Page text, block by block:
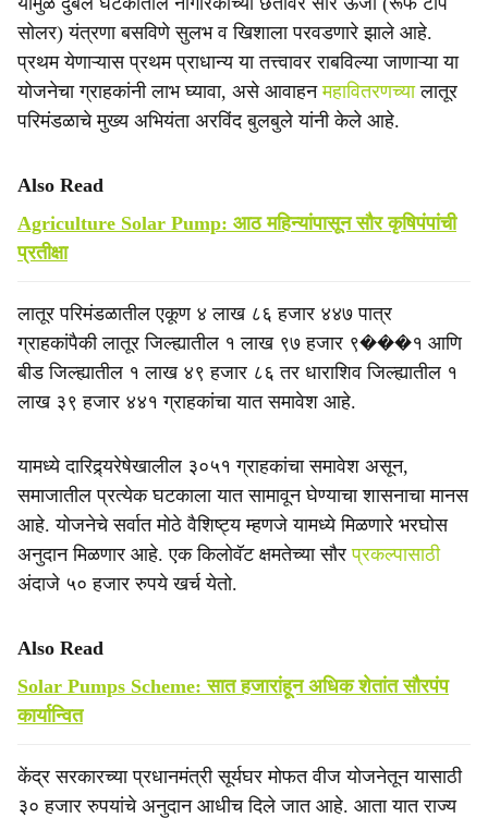
सोलर) यंत्रणा बसविणे सुलभ व खिशाला परवडणारे झाले आहे.
प्रथम येणाऱ्यास प्रथम प्राधान्य या तत्त्वावर राबविल्या जाणाऱ्या या
योजनेचा ग्राहकांनी लाभ घ्यावा, असे आवाहनमहावितरणच्यालातूर
परिमंडळाचे मुख्य अभियंता अरविंद बुलबुले यांनी केले आहे.
Also Read
Agriculture Solar Pump: आठ महिन्यांपासून सौर कृषिपंपांची
प्रतीक्षा
लातूर परिमंडळातील एकूण ४ लाख ८६ हजार ४४७ पात्र
ग्राहकांपैकी लातूर जिल्ह्यातील १ लाख ९७ हजार ९���१ आणि
बीड जिल्ह्यातील १ लाख ४९ हजार ८६ तर धाराशिव जिल्ह्यातील १
लाख ३९ हजार ४४१ ग्राहकांचा यात समावेश आहे.
यामध्ये दारिद्र्यरेषेखालील ३०५१ ग्राहकांचा समावेश असून,
समाजातील प्रत्येक घटकाला यात सामावून घेण्याचा शासनाचा मानस
आहे. योजनेचे सर्वात मोठे वैशिष्ट्य म्हणजे यामध्ये मिळणारे भरघोस
अनुदान मिळणार आहे. एक किलोवॅट क्षमतेच्या सौरप्रकल्पासाठी
अंदाजे ५० हजार रुपये खर्च येतो.
Also Read
Solar Pumps Scheme: सात हजारांहून अधिक शेतांत सौरपंप
कार्यान्वित
केंद्र सरकारच्या प्रधानमंत्री सूर्यघर मोफत वीज योजनेतून यासाठी
३० हजार रुपयांचे अनुदान आधीच दिले जात आहे. आता यात राज्य